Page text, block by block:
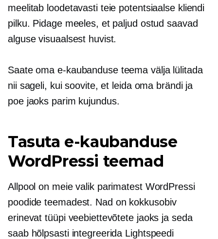
meelitab loodetavasti teie potentsiaalse kliendi
pilku. Pidage meeles, et paljud ostud saavad
alguse visuaalsest huvist.
Saate oma e-kaubanduse teema välja lülitada
nii sageli, kui soovite, et leida oma brändi ja
poe jaoks parim kujundus.
Tasuta e-kaubanduse
WordPressi teemad
Allpool on meie valik parimatest WordPressi
poodide teemadest. Nad on kokkusobiv
erinevat tüüpi veebiettevõtete jaoks ja seda
saab hõlpsasti integreerida Lightspeedi